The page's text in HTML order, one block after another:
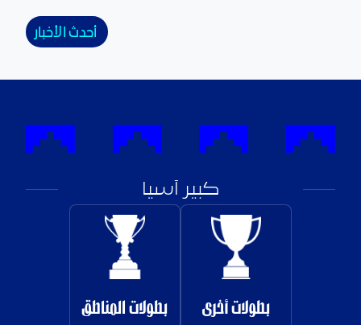
أحدث الأخبار
كبير آسيا
بطولات أخرى بطولات المناطق